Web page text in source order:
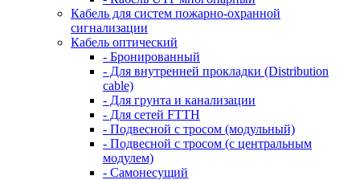
Кабель для систем пожарно-охранной
сигнализации
Кабель оптический
- Бронированный
- Для внутренней прокладки (Distribution
cable)
- Для грунта и канализации
- Для сетей FTTH
- Подвесной с тросом (модульный)
- Подвесной с тросом (с центральным
модулем)
- Самонесущий